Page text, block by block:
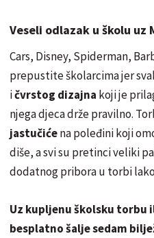
Veseli odlazak u školu uz
Cars, Disney, Spiderman,
prepustite školarcima jer
ičvrstog dizajna koji je
njega djeca drže pravilno.
jastučićena poleđini koji
diše, a svi su pretinci veliki
dodatnog pribora u torbi
Uz kupljenu školsku torbu
besplatno šalje sedam